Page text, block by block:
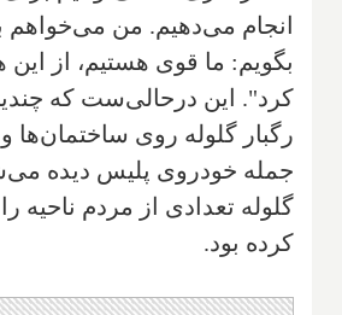
انجام می‌دهیم. من می‌خواهم
بگویم: ما قوی هستیم، از این
کرد". این درحالی‌ست که
رگبار گلوله روی ساختمان‌ها و
جمله خودروی پلیس دیده
گلوله تعدادی از مردم ناحیه
کرده بود.